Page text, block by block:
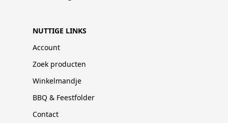
NUTTIGE LINKS
Account
Zoek producten
Winkelmandje
BBQ & Feestfolder
Contact